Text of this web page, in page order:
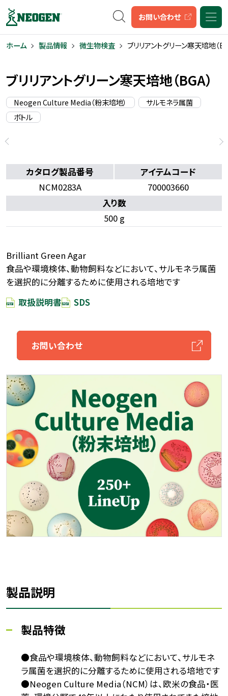
キーワード検索
お問い合わせ
ホーム 製品情報 微生物検査 ブリリアントグリーン寒天培地（
ブリリアントグリーン寒天培地（BGA）
Neogen Culture Media（粉末培地）
サルモネラ属菌
ボトル
カタログ製品番号
NCM0283A
アイテムコード
700003660
入り数
500 g
Brilliant Green Agar
食品や環境検体、動物飼料などにおいて、サルモネラ属菌
を選択的に分離するために使用される培地です
取扱説明書
SDS
お問い合わせ
製品説明
製品特徴
●食品や環境検体、動物飼料などにおいて、サルモネ
ラ属菌を選択的に分離するために使用される培地です
●Neogen Culture Media（NCM）は、欧米の食品・医